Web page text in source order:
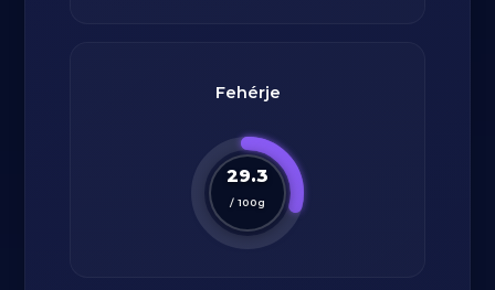
Fehérje
29.3
/ 100g